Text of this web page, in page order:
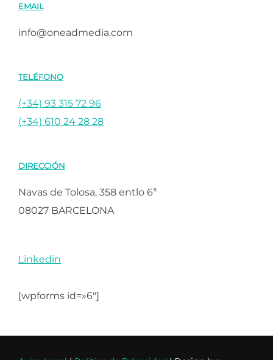
EMAIL
info@oneadmedia.com
TELÉFONO
(+34) 93 315 72 96
(+34) 610 24 28 28
DIRECCIÓN
Navas de Tolosa, 358 entlo 6ª
08027 BARCELONA
Linkedin
[wpforms id=»6″]